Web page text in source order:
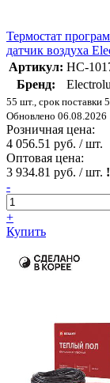
Термостат
датчик воздуха
Артикул: НС-
Бренд:
55 шт., срок поставки
Обновлено 06.08.2026
Розничная цена:
4 056.51 руб. / шт.
Оптовая цена:
3 934.81 руб. / шт. !
-
+
Купить